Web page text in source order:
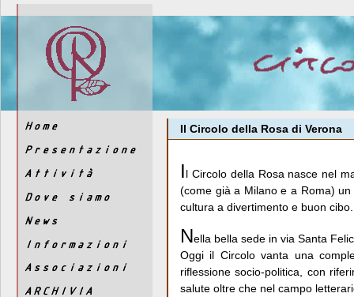
Il Circolo della Rosa di Verona
Il Circolo della Rosa nasce nel
(come già a Milano e a Roma)
cultura a divertimento e buon cibo.
Nella bella sede in via Santa
Oggi il Circolo vanta una
riflessione socio-politica, con
salute oltre che nel campo